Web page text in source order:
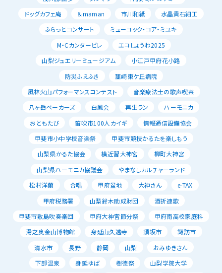
ドッグカフェ庵
＆maman 市川和紙
水晶貴石細工
ふらっとコンサート
ミューコック・コア・ミユキ
M・Cカンタービレ
エコしょうわ2025
山梨ジュエリーミュージアム
小江戸甲府花小路
防災ふえふき
韮崎東ケ丘病院
風林火山パフォーマンスコンテスト
音楽療法士の歌声喫茶
八ヶ岳ベーカーズ
白鳳会 再生ラン
ハーモニカ
おともたび
笛吹市100人カイギ
情報通信設備協会
甲斐市小中学校音楽祭
甲斐市競技かるたを楽しもう
山梨県かるた協会
横近習大神宮
柳町大神宮
山梨県ハーモニカ協議会
やまなしカルチャーランド
松村洋蘭
合唱 甲府盆地 大神さん
e-TAX
甲府税務署
山梨鈴木助成財団
酒折連歌
甲斐市敷島吹奏楽団
甲府大神宮節分祭
甲府南高校家庭科
湯之奥金山博物館
身延山久遠寺 須坂市
諏訪市
清水市
長野 静岡 山梨
おみゆきさん
下部温泉
身延ゆば 樹徳祭
山梨学院大学